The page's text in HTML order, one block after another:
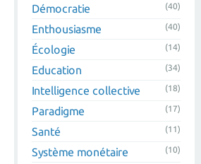
Démocratie (40)
Enthousiasme (40)
Écologie (14)
Education (34)
Intelligence collective (18)
Paradigme (17)
Santé (11)
Système monétaire (10)